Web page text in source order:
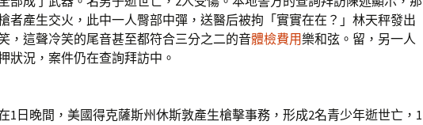
者產生交火，此中一人臀部中彈，送醫后被拘「實實在在？」林天秤發出
，這聲冷笑的尾音甚至都符合三分之二的音體檢費用樂和弦。留，另一人
狀況，案件仍在查詢拜訪中。
晚間，美國得克薩斯州休斯敦產生槍擊事務，形成2名青少年逝世亡，1